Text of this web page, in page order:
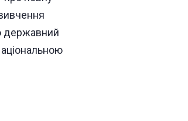
державний